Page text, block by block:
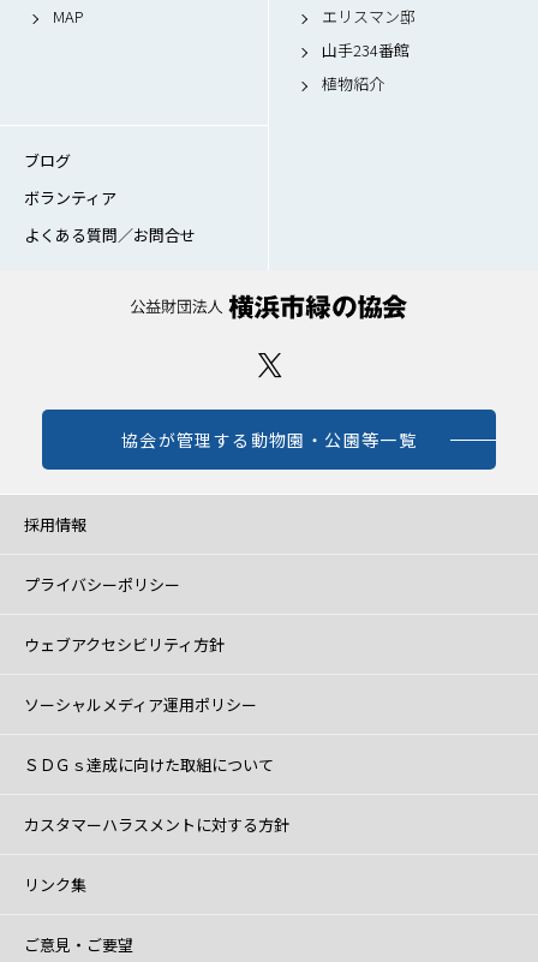
MAP
エリスマン邸
山手234番館
植物紹介
ブログ
ボランティア
よくある質問／お問合せ
協会が管理する動物園・公園等一覧
採用情報
プライバシーポリシー
ウェブアクセシビリティ方針
ソーシャルメディア運用ポリシー
ＳＤＧｓ達成に向けた取組について
カスタマーハラスメントに対する方針
リンク集
ご意見・ご要望